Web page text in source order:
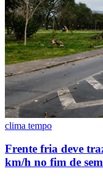
Santos
clima tempo
Frente fria deve
km/h no fim de